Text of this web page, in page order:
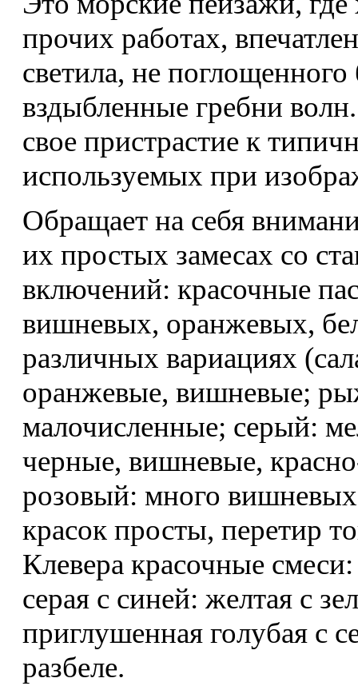
прочих работах,
светила, не
вздыбленные гребни
свое пристрастие к
используемых при
Обращает на себя
их простых замесах со
включений: красочные
вишневых, оранжевых,
различных вариациях
оранжевые, вишневые;
малочисленные; серый:
черные, вишневые,
розовый: много
красок просты, перетир
Клевера красочные
серая с синей: желтая с
приглушенная голубая с
разбеле.